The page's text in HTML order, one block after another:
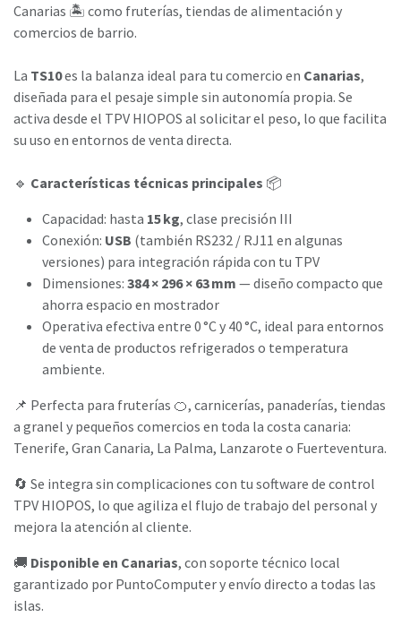
Canarias 🏝️ como fruterías, tiendas de alimentación y
comercios de barrio.
La TS10es la balanza ideal para tu comercio en Canarias,
diseñada para el pesaje simple sin autonomía propia. Se
activa desde el TPV HIOPOS al solicitar el peso, lo que facilita
su uso en entornos de venta directa.
🔹 Características técnicas principales 📦
Capacidad: hasta 15 kg, clase precisión III
Conexión: USB (también RS232 / RJ11 en algunas
versiones) para integración rápida con tu TPV
Dimensiones: 384 × 296 × 63 mm — diseño compacto que
ahorra espacio en mostrador
Operativa efectiva entre 0 °C y 40 °C, ideal para entornos
de venta de productos refrigerados o temperatura
ambiente.
📌 Perfecta para fruterías 🍊, carnicerías, panaderías, tiendas
a granel y pequeños comercios en toda la costa canaria:
Tenerife, Gran Canaria, La Palma, Lanzarote o Fuerteventura.
🔄 Se integra sin complicaciones con tu software de control
TPV HIOPOS, lo que agiliza el flujo de trabajo del personal y
mejora la atención al cliente.
🚚 Disponible en Canarias, con soporte técnico local
garantizado por PuntoComputer y envío directo a todas las
islas.